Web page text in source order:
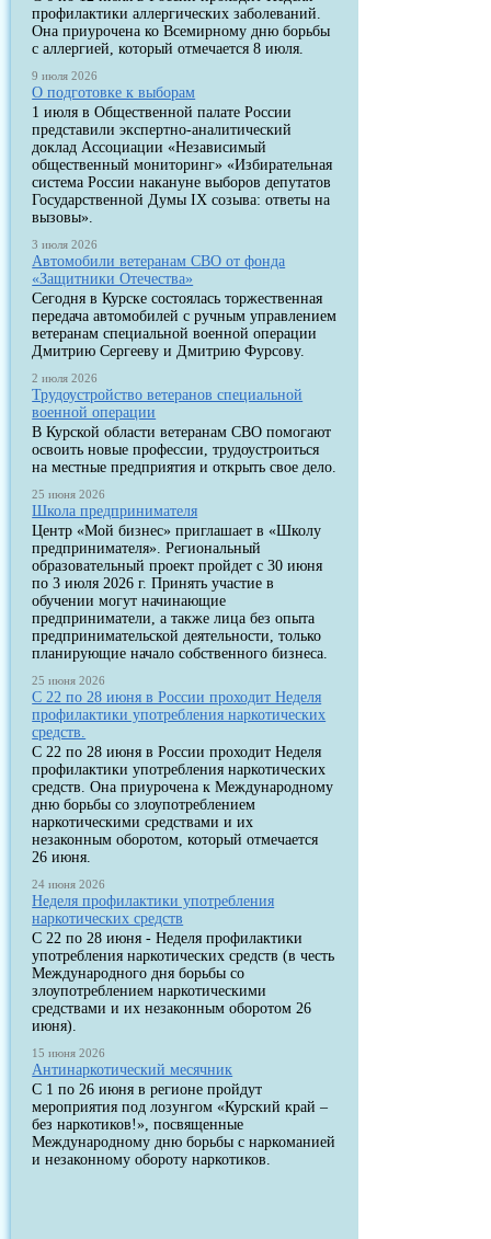
профилактики аллергических заболеваний.
Она приурочена ко Всемирному дню борьбы
с аллергией, который отмечается 8 июля.
9 июля 2026
О подготовке к выборам
1 июля в Общественной палате России
представили экспертно-аналитический
доклад Ассоциации «Независимый
общественный мониторинг» «Избирательная
система России накануне выборов депутатов
Государственной Думы IX созыва: ответы на
вызовы».
3 июля 2026
Автомобили ветеранам СВО от фонда
«Защитники Отечества»
Сегодня в Курске состоялась торжественная
передача автомобилей с ручным управлением
ветеранам специальной военной операции
Дмитрию Сергееву и Дмитрию Фурсову.
2 июля 2026
Трудоустройство ветеранов специальной
военной операции
В Курской области ветеранам СВО помогают
освоить новые профессии, трудоустроиться
на местные предприятия и открыть свое дело.
25 июня 2026
Школа предпринимателя
Центр «Мой бизнес» приглашает в «Школу
предпринимателя». Региональный
образовательный проект пройдет с 30 июня
по 3 июля 2026 г. Принять участие в
обучении могут начинающие
предприниматели, а также лица без опыта
предпринимательской деятельности, только
планирующие начало собственного бизнеса.
25 июня 2026
С 22 по 28 июня в России проходит Неделя
профилактики употребления наркотических
средств.
С 22 по 28 июня в России проходит Неделя
профилактики употребления наркотических
средств. Она приурочена к Международному
дню борьбы со злоупотреблением
наркотическими средствами и их
незаконным оборотом, который отмечается
26 июня.
24 июня 2026
Неделя профилактики употребления
наркотических средств
С 22 по 28 июня - Неделя профилактики
употребления наркотических средств (в честь
Международного дня борьбы со
злоупотреблением наркотическими
средствами и их незаконным оборотом 26
июня).
15 июня 2026
Антинаркотический месячник
С 1 по 26 июня в регионе пройдут
мероприятия под лозунгом «Курский край –
без наркотиков!», посвященные
Международному дню борьбы с наркоманией
и незаконному обороту наркотиков.